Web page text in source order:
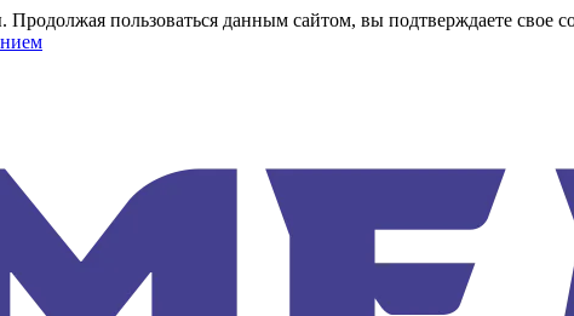
пользоваться данным сайтом, вы подтверждаете свое